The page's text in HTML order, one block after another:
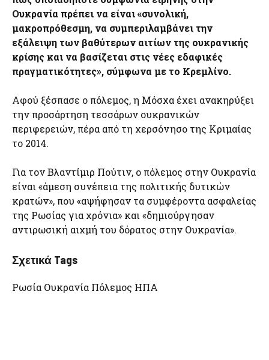
Ουκρανία πρέπει να είναι «συνολική,
μακροπρόθεσμη, να συμπεριλαμβάνει την
εξάλειψη των βαθύτερων αιτίων της ουκρανικής
κρίσης και να βασίζεται στις νέες εδαφικές
πραγματικότητες», σύμφωνα με το Κρεμλίνο.
Αφού ξέσπασε ο πόλεμος, η Μόσχα έχει ανακηρύξει
την προσάρτηση τεσσάρων ουκρανικών
περιφερειών, πέρα από τη χερσόνησο της Κριμαίας
το 2014.
Για τον Βλαντίμιρ Πούτιν, ο πόλεμος στην Ουκρανία
είναι «άμεση συνέπεια της πολιτικής δυτικών
κρατών», που «αψήφησαν τα συμφέροντα ασφαλείας
της Ρωσίας για χρόνια» και «δημιούργησαν
αντιρωσική αιχμή του δόρατος στην Ουκρανία».
Σχετικά Tags
Ρωσία Ουκρανία Πόλεμος ΗΠΑ